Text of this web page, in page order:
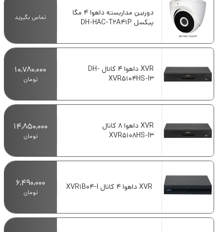
دوربین مداربسته داهوا 4 مگا
پیکسل DH-HAC-T2A41P
تماس بگیرید
XVR داهوا 4 کانال DH-
XVR5104HS-I3
10,780,000
تومان
XVR داهوا 8 کانال
XVR5108HS-I3
14,850,000
تومان
XVR داهوا 4 کانال XVR1B04-I 6,490,000
تومان